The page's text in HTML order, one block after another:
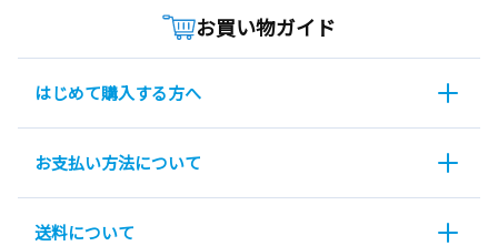
お買い物ガイド
はじめて購入する方へ
お支払い方法について
送料について